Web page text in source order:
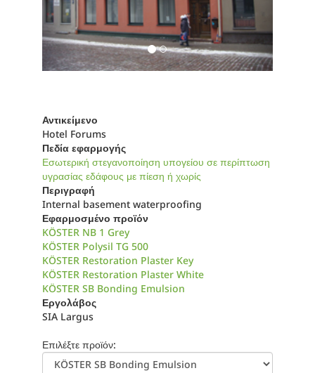
Αντικείμενο
Hotel Forums
Πεδία εφαρμογής
Εσωτερική στεγανοποίηση υπογείου σε περίπτωση
υγρασίας εδάφους με πίεση ή χωρίς
Περιγραφή
Internal basement waterproofing
Εφαρμοσμένο προϊόν
KÖSTER NB 1 Grey
KÖSTER Polysil TG 500
KÖSTER Restoration Plaster Key
KÖSTER Restoration Plaster White
KÖSTER SB Bonding Emulsion
Εργολάβος
SIA Largus
Επιλέξτε προϊόν: